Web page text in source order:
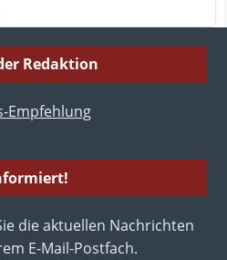
Redaktion
die aktuellen Nachrichten
E-Mail-Postfach.